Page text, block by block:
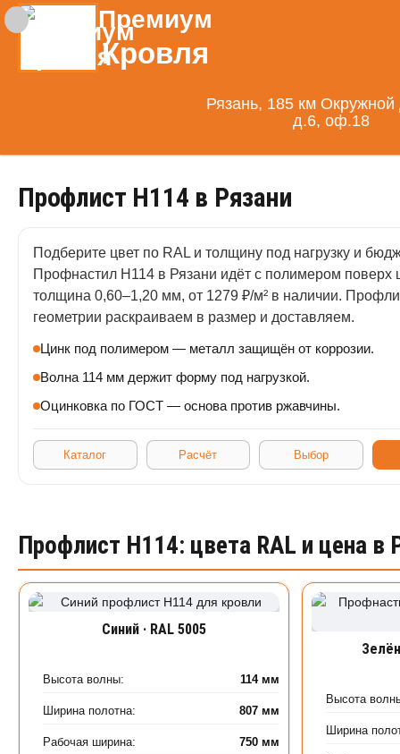
Премиум
Кровля
Рязань, 185 км Окружной
д.6, оф.18
Профлист Н114 в Рязани
Подберите цвет по RAL и толщину под нагрузку и
Профнастил Н114 в Рязани идёт с полимером поверх
толщина 0,60–1,20 мм, от 1279 ₽/м² в наличии.
геометрии раскраиваем в размер и доставляем.
Цинк под полимером — металл защищён от коррозии.
Волна 114 мм держит форму под нагрузкой.
Оцинковка по ГОСТ — основа против ржавчины.
Каталог Расчёт Выбор
Профлист Н114: цвета RAL и цена в
Синий · RAL 5005
Высота волны: 114 мм
Ширина полотна: 807 мм
Рабочая ширина: 750 мм
Высота
Ширина